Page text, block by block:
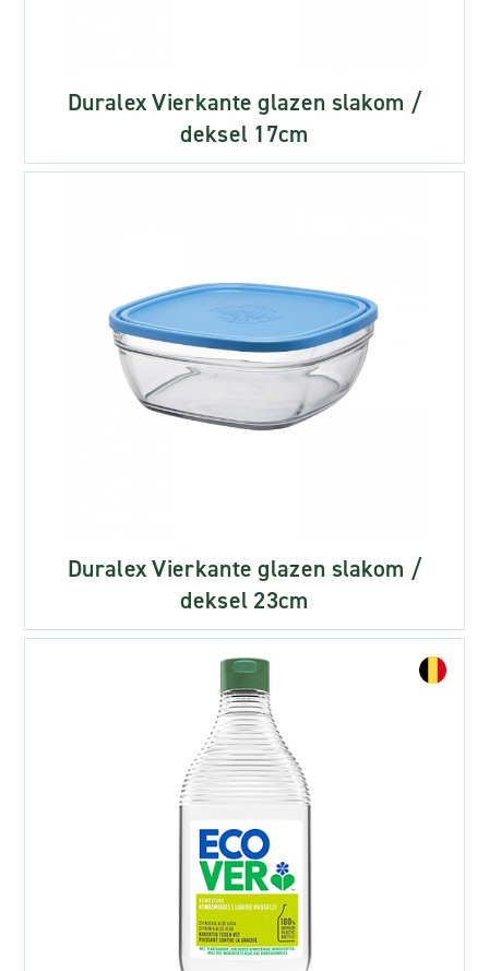
Duralex Vierkante glazen slakom /
deksel 17cm
Duralex Vierkante glazen slakom /
deksel 23cm